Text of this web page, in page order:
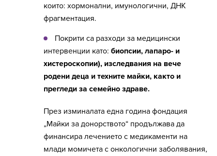
които: хормонални, имунологични, ДНК
фрагментация.
Покрити са разходи за медицински
интервенции като: биопсии, лапаро- и
хистероскопии), изследвания на вече
родени деца и техните майки, както и
прегледи за семейно здраве.
През изминалата една година фондация
„Майки за донорството“ продължава да
финансира лечението с медикаменти на
млади момичета с онкологични заболявания,